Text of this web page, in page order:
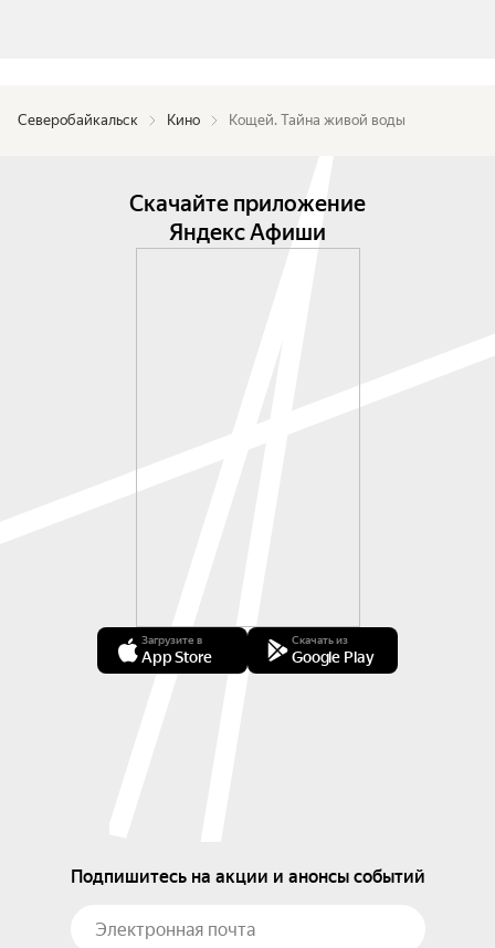
Северобайкальск Кино Кощей. Тайна живой воды
Скачайте приложение
Яндекс Афиши
Загрузите в
App Store
Скачать из
Google Play
Подпишитесь на акции и анонсы событий